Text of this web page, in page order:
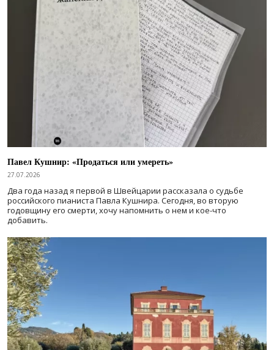
Павел Кушнир: «Продаться или умереть»
27.07.2026
Два года назад я первой в Швейцарии рассказала о судьбе
российского пианиста Павла Кушнира. Сегодня, во вторую
годовщину его смерти, хочу напомнить о нем и кое-что
добавить.